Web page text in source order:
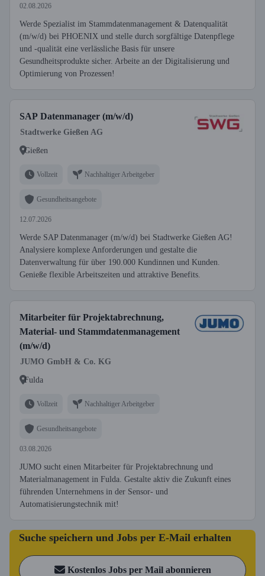
02.08.2026
Werde Spezialist im Stammdatenmanagement & Datenqualität
(m/w/d) bei PHOENIX und stelle durch sorgfältige Datenpflege
und -qualität eine verlässliche Basis für unsere
Gesundheitsprodukte sicher. Arbeite an der Digitalisierung und
Optimierung von Prozessen!
SAP Datenmanager (m/w/d)
Stadtwerke Gießen AG
Gießen
Vollzeit Nachhaltiger Arbeitgeber
Gesundheitsangebote
12.07.2026
Werde SAP Datenmanager (m/w/d) bei Stadtwerke Gießen AG!
Analysiere komplexe Anforderungen und gestalte die
Datenverwaltung für über 190.000 Kundinnen und Kunden.
Genieße flexible Arbeitszeiten und attraktive Benefits.
Mitarbeiter für Projektabrechnung,
Material- und Stammdatenmanagement
(m/w/d)
JUMO GmbH & Co. KG
Fulda
Vollzeit Nachhaltiger Arbeitgeber
Gesundheitsangebote
03.08.2026
JUMO sucht einen Mitarbeiter für Projektabrechnung und
Materialmanagement in Fulda. Gestalte aktiv die Zukunft eines
führenden Unternehmens in der Sensor- und
Automatisierungstechnik mit!
Suche speichern und Jobs per E-Mail erhalten
Kostenlos Jobs per Mail abonnieren